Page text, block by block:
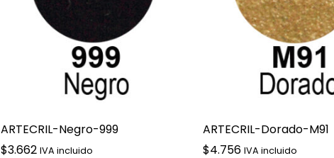
ARTECRIL-Negro-999
$3.662 IVA incluido
ARTECRIL-Dorado-M91
$4.756 IVA incluido